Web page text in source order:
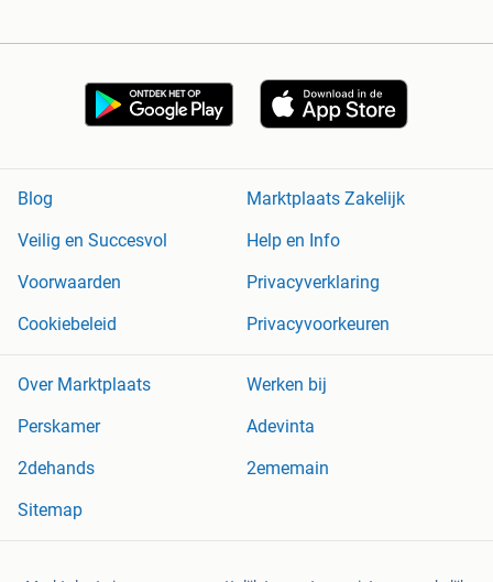
Blog
Marktplaats Zakelijk
Veilig en Succesvol
Help en Info
Voorwaarden
Privacyverklaring
Cookiebeleid
Privacyvoorkeuren
Over Marktplaats
Werken bij
Perskamer
Adevinta
2dehands
2ememain
Sitemap